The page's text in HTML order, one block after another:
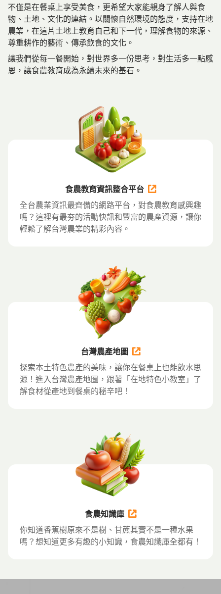
不僅是在餐桌上享受美食，更希望大家能親身了解人與食
物、土地、文化的連結。以關懷自然環境的態度，支持在地
農業，在這片土地上教育自己和下一代，理解食物的來源、
尊重耕作的藝術、傳承飲食的文化。
讓我們從每一餐開始，對世界多一份思考，對生活多一點感
恩，讓食農教育成為永續未來的基石。
食農教育資訊整合平台
全台農業資訊最齊備的網路平台，對食農教育感興趣
嗎？這裡有最夯的活動快訊和豐富的農產資源，讓你
輕鬆了解台灣農業的精彩內容。
台灣農產地圖
探索本土特色農產的美味，讓你在餐桌上也能飲水思
源！進入台灣農產地圖，跟著「在地特色小教室」了
解食材從產地到餐桌的秘辛吧！
食農知識庫
你知道香蕉樹原來不是樹、甘蔗其實不是一種水果
嗎？想知道更多有趣的小知識，食農知識庫全都有！